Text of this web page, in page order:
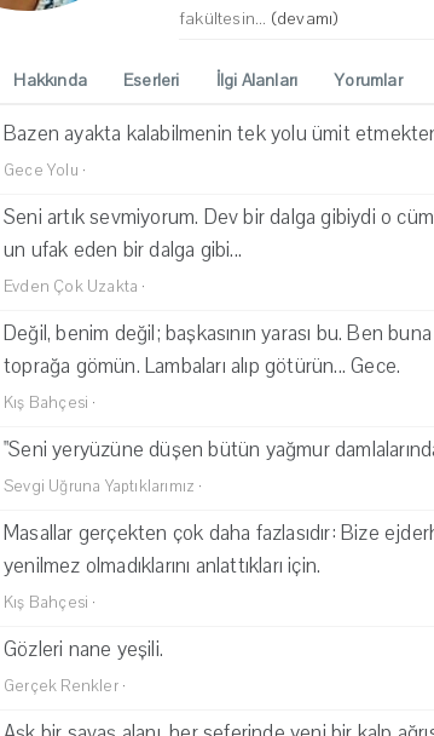
fakültesin... (devamı)
Hakkında Eserleri İlgi Alanları Yorumlar
Bazen ayakta kalabilmenin tek yolu ümit
Gece Yolu ·
Seni artık sevmiyorum. Dev bir dalga gibiydi o
un ufak eden bir dalga gibi...
Evden Çok Uzakta ·
Değil, benim değil; başkasının yarası bu. Ben
toprağa gömün. Lambaları alıp götürün... Gece.
Kış Bahçesi ·
"Seni yeryüzüne düşen bütün yağmur
Sevgi Uğruna Yaptıklarımız ·
Masallar gerçekten çok daha fazlasıdır: Bize
yenilmez olmadıklarını anlattıkları için.
Kış Bahçesi ·
Gözleri nane yeşili.
Gerçek Renkler·